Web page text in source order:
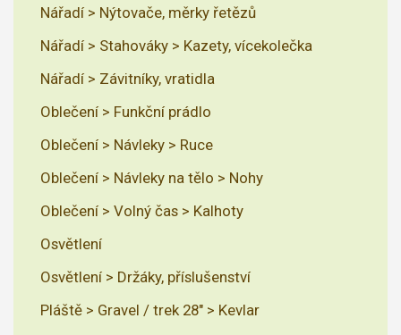
Nářadí > Nýtovače, měrky řetězů
Nářadí > Stahováky > Kazety, vícekolečka
Nářadí > Závitníky, vratidla
Oblečení > Funkční prádlo
Oblečení > Návleky > Ruce
Oblečení > Návleky na tělo > Nohy
Oblečení > Volný čas > Kalhoty
Osvětlení
Osvětlení > Držáky, příslušenství
Pláště > Gravel / trek 28" > Kevlar